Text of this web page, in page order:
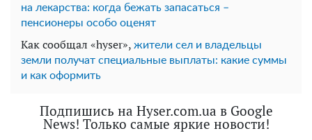
на лекарства: когда бежать запасаться –
пенсионеры особо оценят
Как сообщал «hyser», жители сел и владельцы
земли получат специальные выплаты: какие суммы
и как оформить
Подпишись на Hyser.com.ua в Google
News! Только самые яркие новости!